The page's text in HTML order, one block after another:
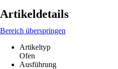
Artikeldetails
Bereich überspringen
Artikeltyp
Ofen
Ausführung